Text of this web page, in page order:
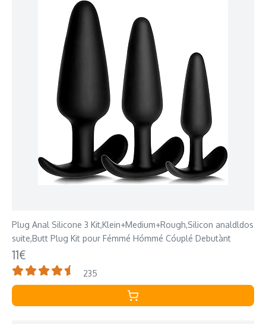
Plug Anal Silicone 3 Kit,Klein+Medium+Rough,Silicon analdldos
suite,Butt Plug Kit pour Fémmé Hómmé Cóuplé Debutànt
11€
235